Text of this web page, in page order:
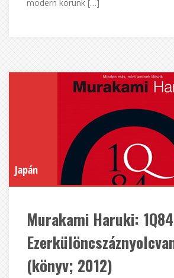
modern korunk […]
Japán
Murakami Haruki:
(könyv; 2012)